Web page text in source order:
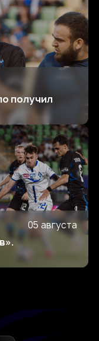
получил
05 августа